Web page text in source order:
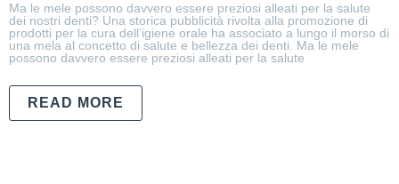
Ma le mele possono davvero essere preziosi alleati per la salute
dei nostri denti? Una storica pubblicità rivolta alla promozione di
prodotti per la cura dell’igiene orale ha associato a lungo il morso di
una mela al concetto di salute e bellezza dei denti. Ma le mele
possono davvero essere preziosi alleati per la salute
READ MORE